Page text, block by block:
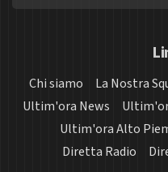
Chi siamo La Nostra
Ultim'ora News
Ultim'ora Alto
Diretta Radio